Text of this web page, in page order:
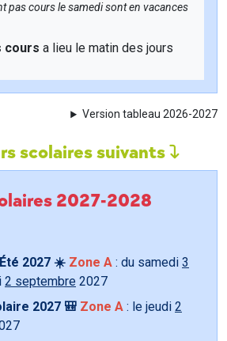
pas cours le samedi sont en vacances
cours a lieu le matin des jours
Version tableau 2026-2027
scolaires suivants
2027-2028
2027 ☀️ Zone A : du samedi 3
2 septembre 2027
2027 🎒 Zone A : le jeudi 2